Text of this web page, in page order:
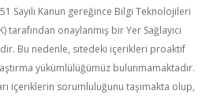
Sayılı Kanun gereğince Bilgi Teknolojileri
tarafından onaylanmış bir Yer Sağlayıcı
Bu nedenle, sitedeki içerikleri proaktif
yükümlülüğümüz bulunmamaktadır.
içeriklerin sorumluluğunu taşımakta olup,